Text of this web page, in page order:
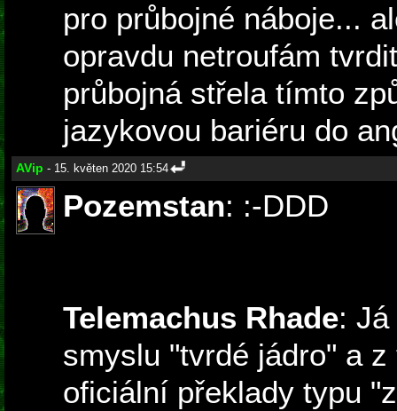
pro průbojné náboje...
opravdu netroufám
průbojná střela tímto
jazykovou bariéru do
AVip - 15. květen 2020 15:54
Pozemstan: :-DDD
Telemachus Rhade:
smyslu "tvrdé jádro" a
oficiální překlady typu